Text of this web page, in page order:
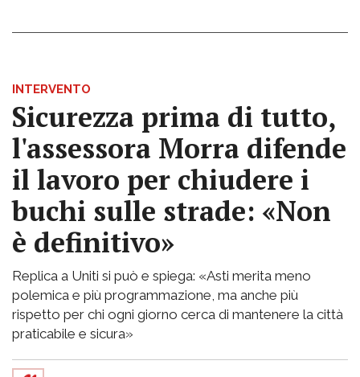
INTERVENTO
Sicurezza prima di tutto,
l'assessora Morra difende
il lavoro per chiudere i
buchi sulle strade: «Non
è definitivo»
Replica a Uniti si può e spiega: «Asti merita meno
polemica e più programmazione, ma anche più
rispetto per chi ogni giorno cerca di mantenere la città
praticabile e sicura»